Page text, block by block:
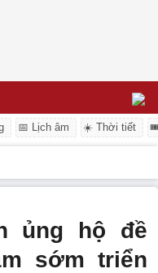
📅 Lịch âm ☀️ Thời tiết
ủng hộ đề
sớm triển